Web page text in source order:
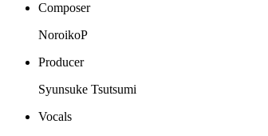
Composer
NoroikoP
Producer
Syunsuke Tsutsumi
Vocals